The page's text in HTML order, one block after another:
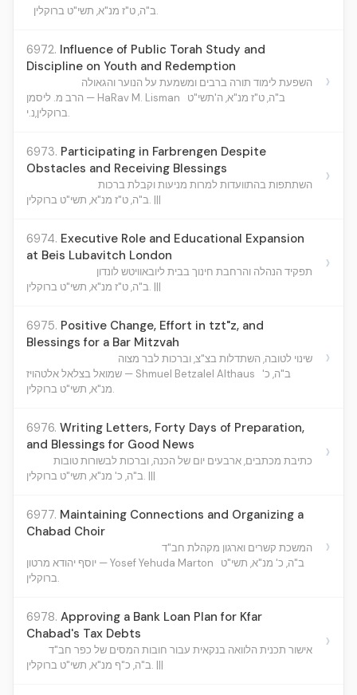
ב"ה, ט"ז מנ"א, תשי"ט ברוקלין.
6972. Influence of Public Torah Study and
Discipline on Youth and Redemption
השפעת לימוד תורה ברבים ומשמעת על הנוער והגאולה
הרב מ. ליסמן — HaRav M. Lisman
ב"ה, ט"ז מנ"א, ה'תשי"ט
ברוקלין,נ.י.
›
6973. Participating in Farbrengen Despite
Obstacles and Receiving Blessings
השתתפות בהתוועדות למרות מניעות וקבלת ברכות
ב"ה, ט"ז מנ"א, תשי"ט ברוקלין. |||
›
6974. Executive Role and Educational Expansion
at Beis Lubavitch London
תפקיד הנהלה והרחבת חינוך בבית ליובאוויטש לונדון
ב"ה, ט"ז מנ"א, תשי"ט ברוקלין. |||
›
6975. Positive Change, Effort in tzt"z, and
Blessings for a Bar Mitzvah
שינוי לטובה, השתדלות בצ"צ, וברכות לבר מצוה
שמואל בצלאל אלטהויז — Shmuel Betzalel Althaus
ב"ה, כ'
מנ"א, תשי"ט ברוקלין.
›
6976. Writing Letters, Forty Days of Preparation,
and Blessings for Good News
כתיבת מכתבים, ארבעים יום של הכנה, וברכות לבשורות טובות
ב"ה, כ' מנ"א, תשי"ט ברוקלין. |||
›
6977. Maintaining Connections and Organizing a
Chabad Choir
המשכת קשרים וארגון מקהלת חב"ד
יוסף יהודא מרטון — Yosef Yehuda Marton
ב"ה, כ' מנ"א, תשי"ט
ברוקלין.
›
6978. Approving a Bank Loan Plan for Kfar
Chabad's Tax Debts
אישור תכנית הלוואה בנקאית עבור חובות המסים של כפר חב"ד
ב"ה, כ"ף מנ"א, תשי"ט ברוקלין. |||
›